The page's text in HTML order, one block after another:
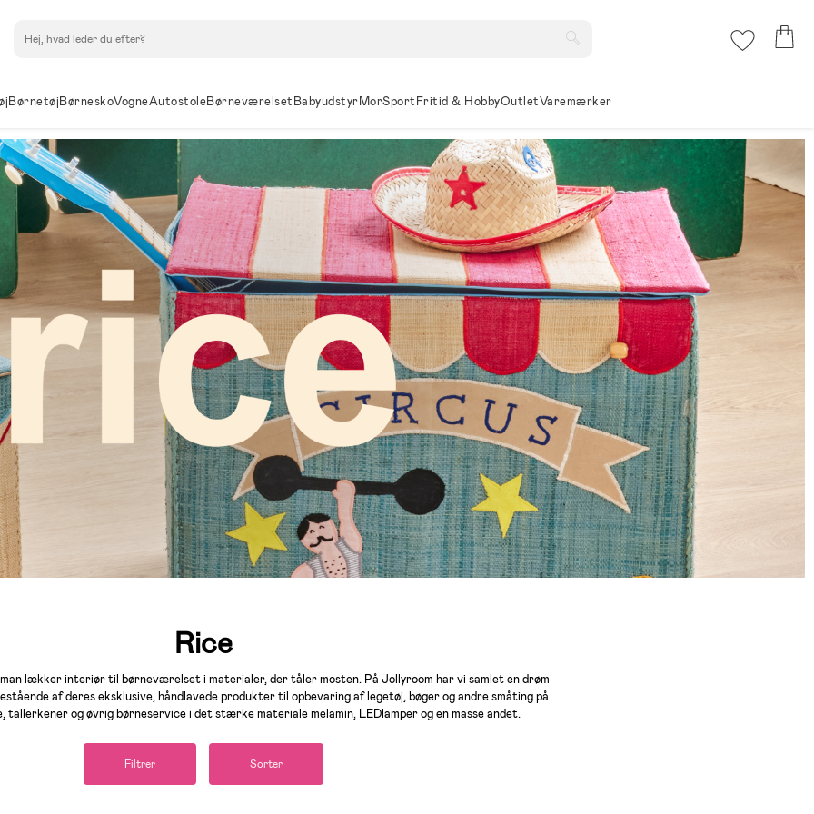
BørnetøjBørneskoVogneAutostoleBørneværelsetBabyudstyrMorSportFritid & HobbyOutletVaremærker
Rice
man lækker interiør til børneværelset i materialer, der tåler mosten. På Jollyroom har vi samlet en drøm
af deres eksklusive, håndlavede produkter til opbevaring af legetøj, bøger og andre småting på
og øvrig børneservice i det stærke materiale melamin, LEDlamper og en masse andet.
Filtrer Sorter